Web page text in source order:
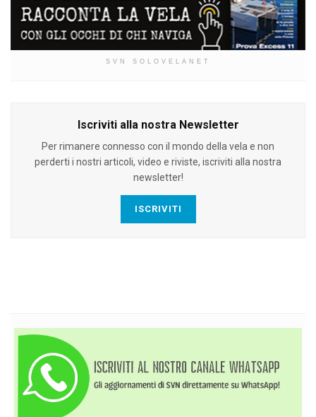
SVN SOLOVELANET
Iscriviti alla nostra Newsletter
Per rimanere connesso con il mondo della vela e non
perderti i nostri articoli, video e riviste, iscriviti alla nostra
newsletter!
ISCRIVITI